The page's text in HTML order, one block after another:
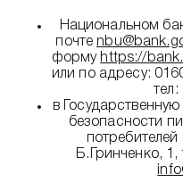
Национальном
почте
форму https://
или по адресу:
тел:
в
безопасности
потребителей
Б.Гринченко, 1,